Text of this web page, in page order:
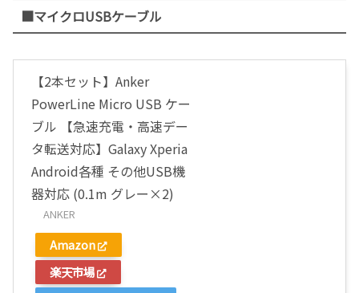
■マイクロUSBケーブル
【2本セット】Anker
PowerLine Micro USB ケー
ブル 【急速充電・高速デー
タ転送対応】Galaxy Xperia
Android各種 その他USB機
器対応 (0.1m グレー×2)
ANKER
Amazon
楽天市場